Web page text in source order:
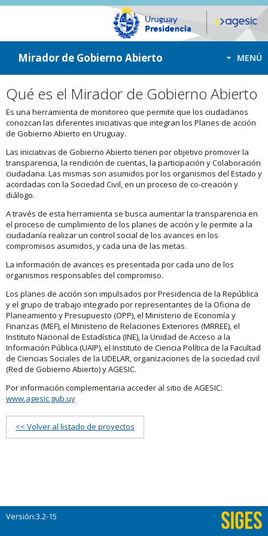
ir a contenido
ir al menú
Mirador de Gobierno Abierto MENÚ
Qué es el Mirador de Gobierno Abierto
Es una herramienta de monitoreo que permite que los ciudadanos
conozcan las diferentes iniciativas que integran los Planes de acción
de Gobierno Abierto en Uruguay.
Las iniciativas de Gobierno Abierto tienen por objetivo promover la
transparencia, la rendición de cuentas, la participación y Colaboración
ciudadana. Las mismas son asumidos por los organismos del Estado y
acordadas con la Sociedad Civil, en un proceso de co-creación y
diálogo.
A través de esta herramienta se busca aumentar la transparencia en
el proceso de cumplimiento de los planes de acción y le permite a la
ciudadanía realizar un control social de los avances en los
compromisos asumidos, y cada una de las metas.
La información de avances es presentada por cada uno de los
organismos responsables del compromiso.
Los planes de acción son impulsados por Presidencia de la República
y el grupo de trabajo integrado por representantes de la Oficina de
Planeamiento y Presupuesto (OPP), el Ministerio de Economía y
Finanzas (MEF), el Ministerio de Relaciones Exteriores (MRREE), el
Instituto Nacional de Estadística (INE), la Unidad de Acceso a la
Información Pública (UAIP), el Instituto de Ciencia Política de la Facultad
de Ciencias Sociales de la UDELAR, organizaciones de la sociedad civil
(Red de Gobierno Abierto) y AGESIC.
Por información complementaria acceder al sitio de AGESIC:
www.agesic.gub.uy
<< Volver al listado de proyectos
Versión:3.2-15